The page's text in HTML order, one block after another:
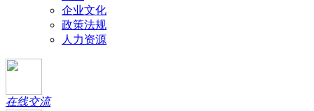
企业文化
政策法规
人力资源
在线交流